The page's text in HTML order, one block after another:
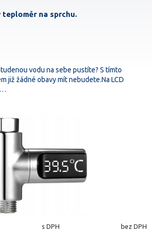
na sprchu.
vodu na sebe pustíte? S tímto
již žádné obavy mít nebudete.Na LCD
s DPH bez DPH